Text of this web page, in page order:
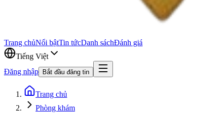
Trang chủNổi bậtTin tứcDanh sáchĐánh giá
Tiếng Việt
Đăng nhập
Bắt đầu đăng tin
Trang chủ
Phòng khám